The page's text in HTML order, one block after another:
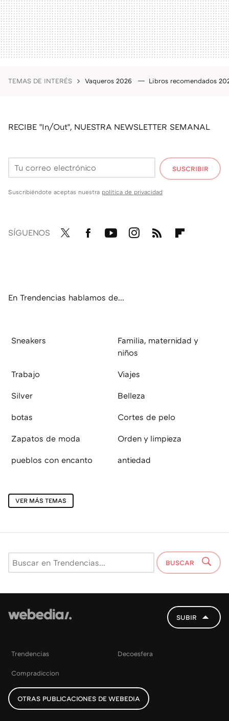
TEMAS DE INTERÉS Vaqueros 2026 Libros recomendados
RECIBE "In/Out", NUESTRA NEWSLETTER SEMANAL
SUSCRIBIR
Suscribiéndote aceptas nuestra política de privacidad
SÍGUENOS
En Trendencias hablamos de...
Sneakers
Familia, maternidad y
niños
Trabajo Viajes
Silver Belleza
botas Cortes de pelo
Zapatos de moda Orden y limpieza
pueblos con encanto antiedad
VER MÁS TEMAS
BUSCAR
SUBIR
Trendencias Decoesfera
Compradiccion
OTRAS PUBLICACIONES DE WEBEDIA